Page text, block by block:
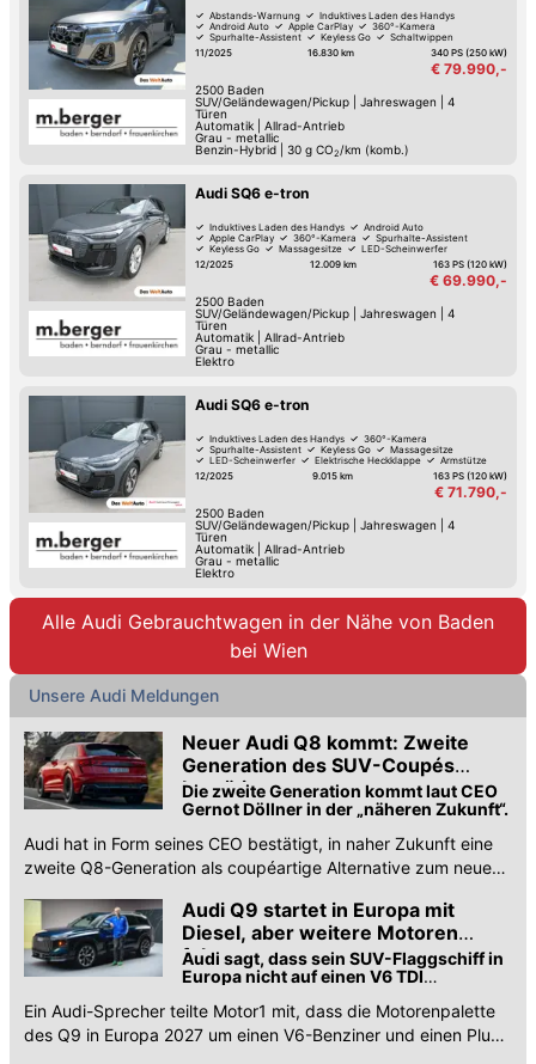
Abstands-Warnung
Induktives Laden des Handys
Android Auto
Apple CarPlay
360°-Kamera
Spurhalte-Assistent
Keyless Go
Schaltwippen
11/2025
16.830 km 340 PS (250 kW)
€ 79.990,-
2500 Baden
SUV/Geländewagen/Pickup| Jahreswagen
4
Türen
Automatik| Allrad-Antrieb
Grau - metallic
Benzin-Hybrid
30 g CO2 /km (komb.)
Audi SQ6 e-tron
Induktives Laden des Handys
Android Auto
Apple CarPlay
360°-Kamera
Spurhalte-Assistent
Keyless Go
Massagesitze
LED-Scheinwerfer
12/2025
12.009 km 163 PS (120 kW)
€ 69.990,-
2500 Baden
SUV/Geländewagen/Pickup| Jahreswagen
4
Türen
Automatik| Allrad-Antrieb
Grau - metallic
Elektro
Audi SQ6 e-tron
Induktives Laden des Handys
360°-Kamera
Spurhalte-Assistent
Keyless Go
Massagesitze
LED-Scheinwerfer
Elektrische Heckklappe
Armstütze
12/2025
9.015 km 163 PS (120 kW)
€ 71.790,-
2500 Baden
SUV/Geländewagen/Pickup| Jahreswagen
4
Türen
Automatik| Allrad-Antrieb
Grau - metallic
Elektro
Alle Audi Gebrauchtwagen in der Nähe von Baden
bei Wien
Unsere Audi Meldungen
Neuer Audi Q8 kommt: Zweite
Generation des SUV-Coupés
bestätigt
Die zweite Generation kommt laut CEO
Gernot Döllner in der „näheren Zukunft“.
Audi hat in Form seines CEO bestätigt, in naher Zukunft eine
zweite Q8-Generation als coupéartige Alternative zum neuen
Audi Q9 startet in Europa mit
Diesel, aber weitere Motoren
folgen
Audi sagt, dass sein SUV-Flaggschiff in
Europa nicht auf einen V6 TDI
Ein Audi-Sprecher teilte Motor1 mit, dass die Motorenpalette
des Q9 in Europa 2027 um einen V6-Benziner und einen Plug-